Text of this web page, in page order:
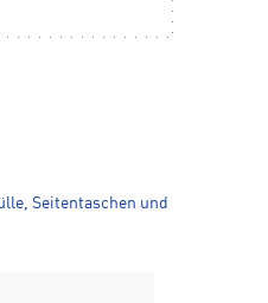
Seitentaschen und